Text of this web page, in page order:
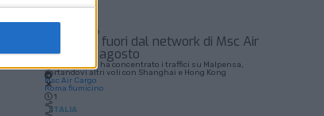
3
4 Agosto 2026
Fiumicino fuori dal network di Msc Air
Cargo ad agosto
La compagnia ha concentrato i traffici su Malpensa,
portandovi altri voli con Shanghai e Hong Kong
Msc Air Cargo
Roma fiumicino
1
ITALIA